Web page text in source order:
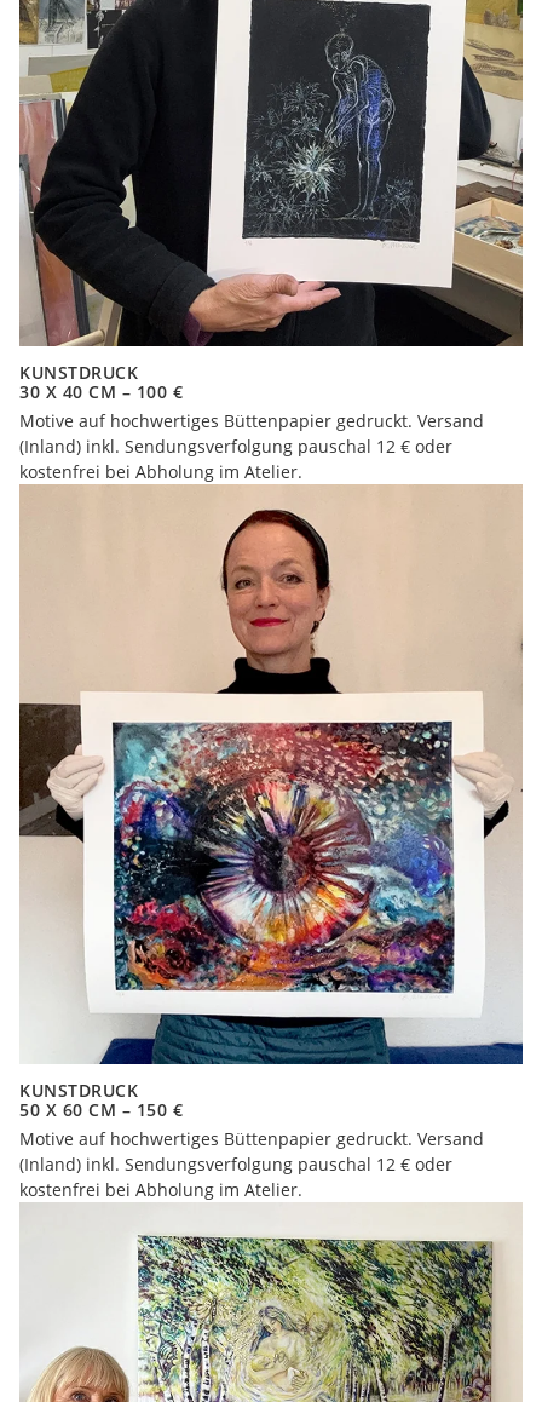
KUNSTDRUCK
30 X 40 CM – 100 €
Motive auf hochwertiges Büttenpapier gedruckt. Versand
(Inland) inkl. Sendungsverfolgung pauschal 12 € oder
kostenfrei bei Abholung im Atelier.
KUNSTDRUCK
50 X 60 CM – 150 €
Motive auf hochwertiges Büttenpapier gedruckt. Versand
(Inland) inkl. Sendungsverfolgung pauschal 12 € oder
kostenfrei bei Abholung im Atelier.